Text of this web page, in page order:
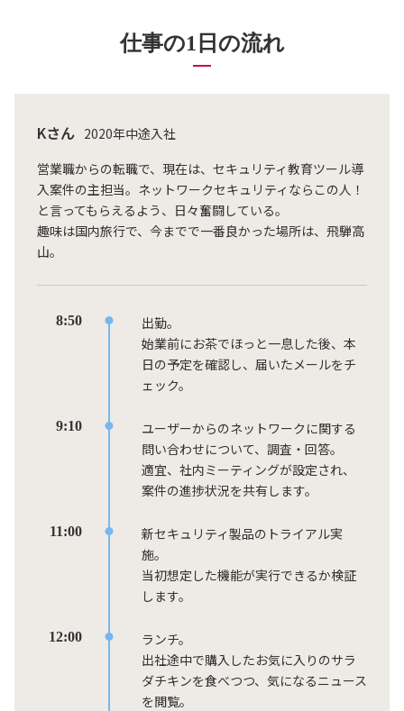
仕事の1日の流れ
Kさん 2020年中途入社
営業職からの転職で、現在は、セキュリティ教育ツール導
入案件の主担当。ネットワークセキュリティならこの人！
と言ってもらえるよう、日々奮闘している。
趣味は国内旅行で、今までで一番良かった場所は、飛騨高
山。
8:50
出勤。
始業前にお茶でほっと一息した後、本
日の予定を確認し、届いたメールをチ
ェック。
9:10
ユーザーからのネットワークに関する
問い合わせについて、調査・回答。
適宜、社内ミーティングが設定され、
案件の進捗状況を共有します。
11:00
新セキュリティ製品のトライアル実
施。
当初想定した機能が実行できるか検証
します。
12:00
ランチ。
出社途中で購入したお気に入りのサラ
ダチキンを食べつつ、気になるニュース
を閲覧。